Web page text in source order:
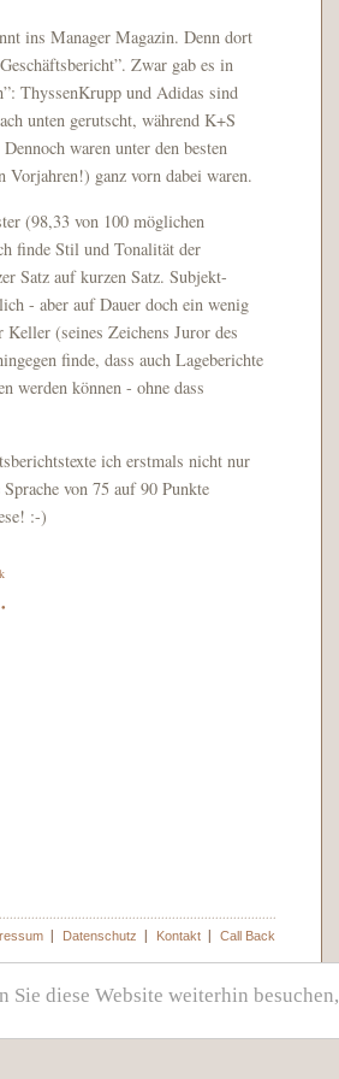
diese Website weiterhin besuchen,
ins Manager Magazin. Denn dort
Zwar gab es in
ThyssenKrupp und Adidas sind
unten gerutscht, während K+S
waren unter den besten
Vorjahren!) ganz vorn dabei waren.
(98,33 von 100 möglichen
finde Stil und Tonalität der
Satz auf kurzen Satz. Subjekt-
- aber auf Dauer doch ein wenig
(seines Zeichens Juror des
finde, dass auch Lageberichte
werden können - ohne dass
ich erstmals nicht nur
von 75 auf 90 Punkte
:-)
•
Datenschutz Kontakt Call Back